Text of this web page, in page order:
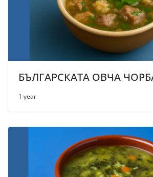
БЪЛГАРСКАТА ОВЧА
1 year